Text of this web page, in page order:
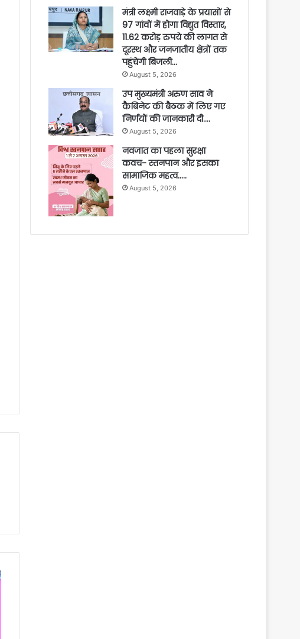
मंत्री लक्ष्मी राजवाड़े के प्रयासों से
97 गांवों में होगा विद्युत विस्तार,
11.62 करोड़ रुपये की लागत से
दूरस्थ और जनजातीय क्षेत्रों तक
पहुंचेगी बिजली…
August 5, 2026
उप मुख्यमंत्री अरुण साव ने
कैबिनेट की बैठक में लिए गए
निर्णयों की जानकारी दी….
August 5, 2026
नवजात का पहला सुरक्षा
कवच- स्तनपान और इसका
सामाजिक महत्व…..
August 5, 2026